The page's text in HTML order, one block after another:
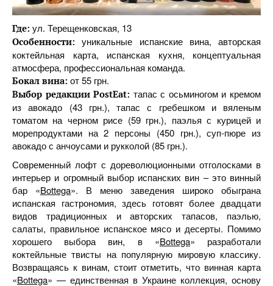
Где: ул. Терещенковская, 13
Особенности: уникальные испанские вина, авторская
коктейльная карта, испанская кухня, концептуальная
атмосфера, профессиональная команда.
Бокал вина: от 55 грн.
Выбор редакции PostEat: тапас с осьминогом и кремом
из авокадо (43 грн.), тапас с гребешком и вяленым
томатом на черном рисе (59 грн.), паэлья с курицей и
морепродуктами на 2 персоны (450 грн.), суп-пюре из
авокадо с анчоусами и рукколой (85 грн.).
Современный лофт с дореволюционными отголосками в
интерьер и огромный выбор испанских вин – это винный
бар «Bottega». В меню заведения широко обыграна
испанская гастрономия, здесь готовят более двадцати
видов традиционных и авторских тапасов, паэлью,
салаты, правильное испанское мясо и десерты. Помимо
хорошего выбора вин, в «Bottega» разработали
коктейльные твисты на популярную мировую классику.
Возвращаясь к винам, стоит отметить, что винная карта
«Bottega» — единственная в Украине коллекция, основу